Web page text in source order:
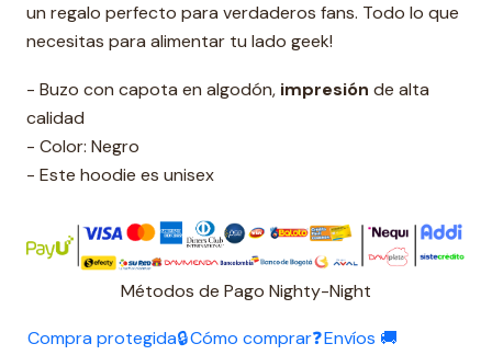
un regalo perfecto para verdaderos fans. Todo lo que
necesitas para alimentar tu lado geek!
- Buzo con capota en algodón, impresión de alta
calidad
- Color: Negro
- Este hoodie es unisex
Métodos de Pago Nighty-Night
Compra protegida🔒Cómo comprar❓Envíos 🚚